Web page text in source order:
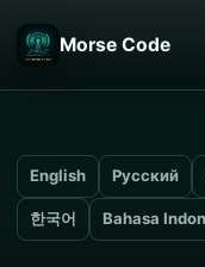
Morse Code
English Русский
한국어 Bahasa